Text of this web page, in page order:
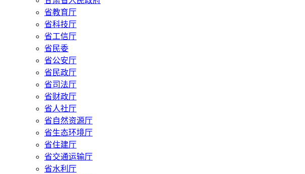
省教育厅
省科技厅
省工信厅
省民委
省公安厅
省民政厅
省司法厅
省财政厅
省人社厅
省自然资源厅
省生态环境厅
省住建厅
省交通运输厅
省水利厅